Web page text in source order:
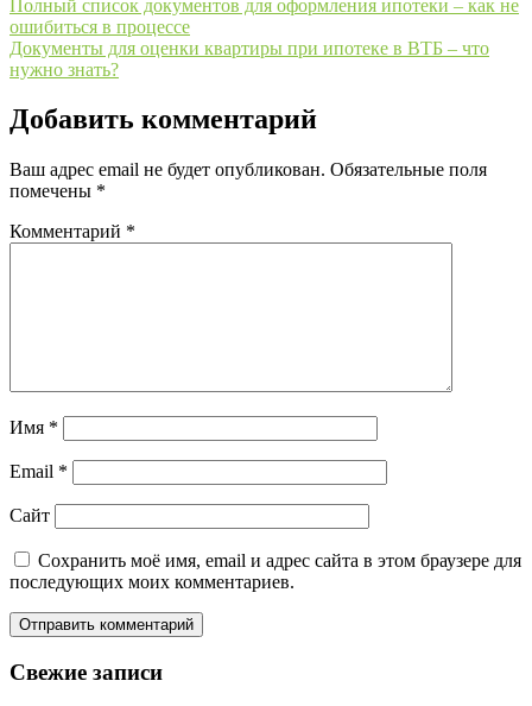
Полный список документов для оформления ипотеки – как не
ошибиться в процессе
Документы для оценки квартиры при ипотеке в ВТБ – что
нужно знать?
Добавить комментарий
Ваш адрес email не будет опубликован. Обязательные поля
помечены *
Комментарий *
Имя *
Email *
Сайт
Сохранить моё имя, email и адрес сайта в этом браузере для
последующих моих комментариев.
Свежие записи